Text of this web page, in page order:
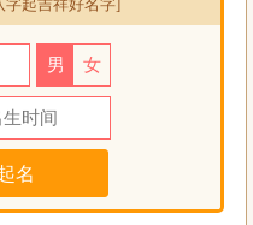
晨的光明最干净、最有
清晨的阳光一样，心里
字起吉祥好名字]
男 女